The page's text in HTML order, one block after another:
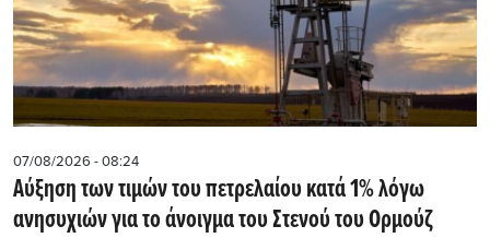
07/08/2026 - 08:24
Αύξηση των τιμών του πετρελαίου κατά 1% λόγω
ανησυχιών για το άνοιγμα του Στενού του Ορμούζ